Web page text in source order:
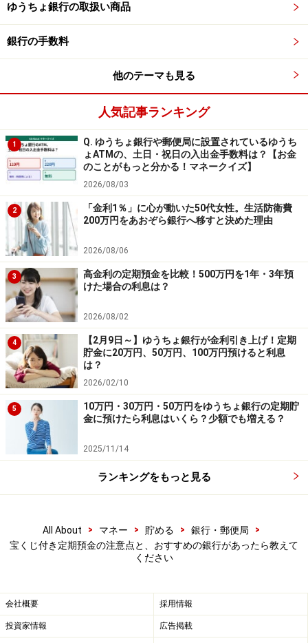
例えば、スルガ銀行ドリームダイレクト支店／ジャンボ
宝くじ付き定期預金の場合、100万円の預け入れをする
と、3年間の預け入れで、合計30枚（10枚×3年間）の宝
くじをもらえることになります。
さらに、スルガ銀行は、「連番」「バラ」「連番とバラ
の組み合わせ」から選ぶことがきます。
「連番」「バラ」を10枚もらえば、最低でも300円は当
選します。現在の都市銀行定期預金の金利年0.002％の都
市銀行定期預金に300万円を1年預けたとしても60円（税
引き前）なので、同じ金額を宝くじつき定期預金に預金
して連番で10枚もらえた場合は、お得になります。
宝くじ付き定期預金は、わざわざ自分で宝くじを買わな
くても、宝くじに夢を託すことができるので、お得感が
あると思います。
ここまでは、宝くじ定期預金の魅力を解説してきました
が、デメリット（注意点）もあります。
これらの銀行を、日頃メインに利用していない人は、満
期金や当選金を引き出すときに、自分がメインに利用す
る銀行（他行あて）に送金することになると思います。
例えばスルガ銀行の場合、ATMから3万円以上、他行あ
月16日からは660円（税込）が必要になります。インタ
ーネットバンキングの場合ですと330円（税込）。ま
た、スルガ銀行に預金（入金）するときは、次に挙げる
ゆうちょ銀行の取扱い商品
銀行の手数料
他のテーマも見る
人気記事ランキング
1
Q. ゆうちょ銀行や郵便局に設置されているゆうち
ょATMの、土日・祝日の入出金手数料は？【お金
のことがもっと分かる！マネークイズ】
2026/08/03
2
「金利1％」に心が動いた50代女性。生活防衛費
200万円をあおぞら銀行へ移すと決めた理由
2026/08/06
3
高金利の定期預金を比較！500万円を1年・3年預
けた場合の利息は？
2026/08/02
4
【2月9日～】ゆうちょ銀行が金利引き上げ！定期
貯金に20万円、50万円、100万円預けると利息
は？
2026/02/10
5
10万円・30万円・50万円をゆうちょ銀行の定期貯
金に預けたら利息はいくら？少額でも増える？
2025/11/14
ランキングをもっと見る
All About > マネー > 貯める > 銀行・郵便局
>
宝くじ付き定期預金の注意点と、おすすめの銀行があったら教えて
ください
会社概要 採用情報
投資家情報 広告掲載